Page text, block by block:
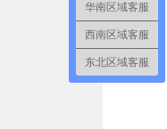
华南区域客服
西南区域客服
东北区域客服